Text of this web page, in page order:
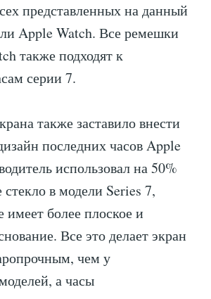
представленных на данный
Apple Watch. Все ремешки
также подходят к
серии 7.
также заставило внести
последних часов Apple
использовал на 50%
стекло в модели Series 7,
имеет более плоское и
Все это делает экран
чем у
а часы